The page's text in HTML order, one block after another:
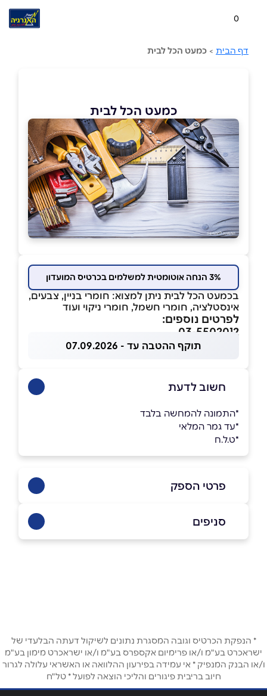
0
דף הבית > כמעט הכל לבית
כמעט הכל לבית
3% הנחה אוטומטית למשלמים בכרטיס המועדון
בכמעט הכל לבית ניתן למצוא: חומרי בניין, צבעים,
אינסטלציה, חומרי חשמל, חומרי ניקוי ועוד
לפרטים נוספים:
03-5502012
תוקף ההטבה עד - 07.09.2026
חשוב לדעת
*התמונה להמחשה בלבד
*עד גמר המלאי
*ט.ל.ח
פרטי הספק
אימייל*
סניפים
* הנפקת הכרטיס וגובה המסגרת נתונים לשיקול דעתה הבלעדי של
ישראכרט בע"מ ו/או פרימיום אקספרס בע"מ ו/או ישראכרט מימון בע"מ
ו/או הבנק המנפיק * אי עמידה בפירעון ההלוואה או האשראי עלולה לגרור
חיוב בריבית פיגורים והליכי הוצאה לפועל * טל"ח